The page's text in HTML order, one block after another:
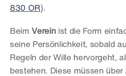
830 OR).
Beim Verein ist die Form
seine Persönlichkeit, sobald
Regeln der Wille hervorgeht,
bestehen. Diese müssen